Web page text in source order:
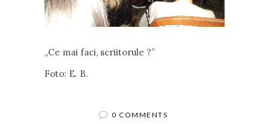
„Ce mai faci, scriitorule ?”
Foto: E. B.
0 COMMENTS